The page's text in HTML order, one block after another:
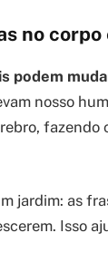
no corpo
podem
nosso
jardim: as
Isso